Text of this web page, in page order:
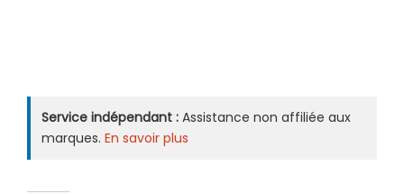
Service indépendant : Assistance non affiliée aux
marques. En savoir plus